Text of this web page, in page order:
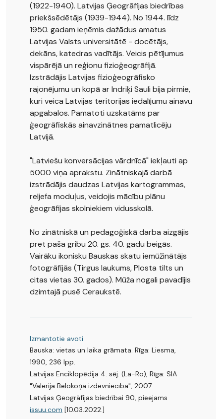
(1922-1940). Latvijas Ģeogrāfijas biedrības
priekšsēdētājs (1939-1944). No 1944. līdz
1950. gadam ieņēmis dažādus amatus
Latvijas Valsts universitātē - docētājs,
dekāns, katedras vadītājs. Veicis pētījumus
vispārējā un reģionu fizioģeogrāfijā.
Izstrādājis Latvijas fizioģeogrāfisko
rajonējumu un kopā ar Indriķi Sauli bija pirmie,
kuri veica Latvijas teritorijas iedalījumu ainavu
apgabalos. Pamatoti uzskatāms par
ģeogrāfiskās ainavzinātnes pamatlicēju
Latvijā.
"Latviešu konversācijas vārdnīcā" iekļauti ap
5000 viņa aprakstu. Zinātniskajā darbā
izstrādājis daudzas Latvijas kartogrammas,
reljefa moduļus, veidojis mācību plānu
ģeogrāfijas skolniekiem vidusskolā.
No zinātniskā un pedagoģiskā darba aizgājis
pret paša gribu 20. gs. 40. gadu beigās.
Vairāku ikonisku Bauskas skatu iemūžinātājs
fotogrāfijās (Tirgus laukums, Plosta tilts un
citas vietas 30. gados). Mūža nogali pavadījis
dzimtajā pusē Ceraukstē.
Izmantotie avoti
Bauska: vietas un laika grāmata. Rīga: Liesma,
1990, 236 lpp.
Latvijas Enciklopēdija 4. sēj. (La-Ro), Rīga: SIA
"Valērija Belokoņa izdevniecība", 2007
Latvijas Ģeogrāfijas biedrībai 90, pieejams
issuu.com [10.03.2022.]